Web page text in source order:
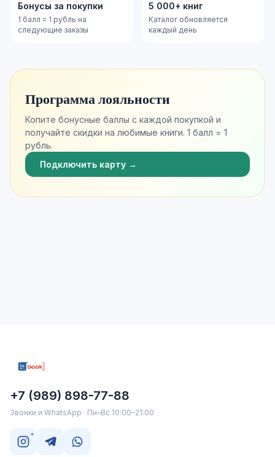
Бонусы за покупки
1 балл = 1 рубль на
следующие заказы
5 000+ книг
Каталог обновляется
каждый день
Программа лояльности
Копите бонусные баллы с каждой покупкой и
получайте скидки на любимые книги. 1 балл = 1
рубль.
Подключить карту →
+7 (989) 898-77-88
Звонки и WhatsApp · Пн–Вс 10:00–21:00
*